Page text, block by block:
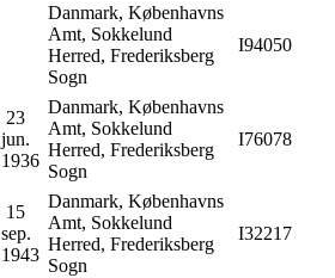
Danmark, Københavns
Amt, Sokkelund
Herred, Frederiksberg
Sogn
I94050
23
jun.
1936
Danmark, Københavns
Amt, Sokkelund
Herred, Frederiksberg
Sogn
I76078
15
sep.
1943
Danmark, Københavns
Amt, Sokkelund
Herred, Frederiksberg
Sogn
I32217